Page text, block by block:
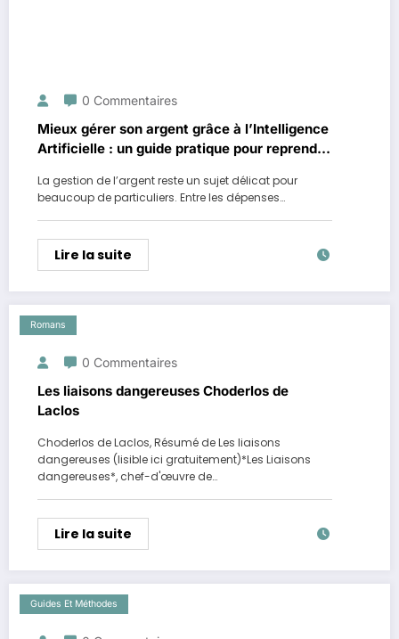
0 Commentaires
Mieux gérer son argent grâce à l’Intelligence
Artificielle : un guide pratique pour reprendre
La gestion de l’argent reste un sujet délicat pour
beaucoup de particuliers. Entre les dépenses…
Lire la suite
Romans
0 Commentaires
Les liaisons dangereuses Choderlos de
Laclos
Choderlos de Laclos, Résumé de Les liaisons
dangereuses (lisible ici gratuitement)*Les Liaisons
dangereuses*, chef-d'œuvre de…
Lire la suite
Guides Et Méthodes